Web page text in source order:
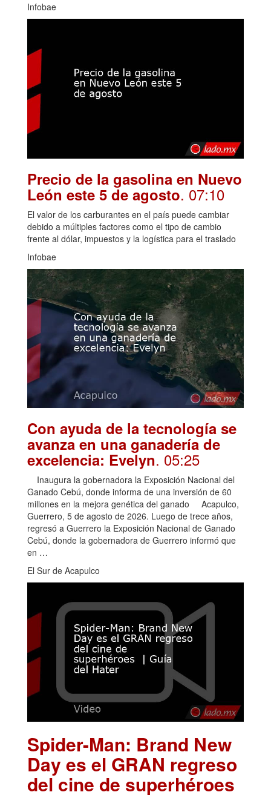
Infobae
Precio de la gasolina en Nuevo
León este 5 de agosto. 07:10
El valor de los carburantes en el país puede cambiar
debido a múltiples factores como el tipo de cambio
frente al dólar, impuestos y la logística para el traslado
Infobae
Con ayuda de la tecnología se
avanza en una ganadería de
excelencia: Evelyn. 05:25
Inaugura la gobernadora la Exposición Nacional del
Ganado Cebú, donde informa de una inversión de 60
millones en la mejora genética del ganado Acapulco,
Guerrero, 5 de agosto de 2026. Luego de trece años,
regresó a Guerrero la Exposición Nacional de Ganado
Cebú, donde la gobernadora de Guerrero informó que
en …
El Sur de Acapulco
Spider-Man: Brand New
Day es el GRAN regreso
del cine de superhéroes